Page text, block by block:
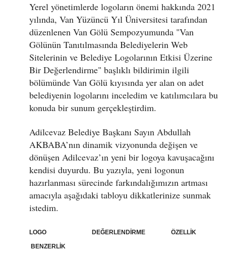
Yerel yönetimlerde logoların önemi hakkında 2021
yılında, Van Yüzüncü Yıl Üniversitesi tarafından
düzenlenen Van Gölü Sempozyumunda "Van
Gölünün Tanıtılmasında Belediyelerin Web
Sitelerinin ve Belediye Logolarının Etkisi Üzerine
Bir Değerlendirme" başlıklı bildirimin ilgili
bölümünde Van Gölü kıyısında yer alan on adet
belediyenin logolarını inceledim ve katılımcılara bu
konuda bir sunum gerçekleştirdim.
Adilcevaz Belediye Başkanı Sayın Abdullah
AKBABA’nın dinamik vizyonunda değişen ve
dönüşen Adilcevaz’ın yeni bir logoya kavuşacağını
kendisi duyurdu. Bu yazıyla, yeni logonun
hazırlanması sürecinde farkındalığımızın artması
amacıyla aşağıdaki tabloyu dikkatlerinize sunmak
istedim.
LOGO DEĞERLENDİRME ÖZELLİK
BENZERLİK